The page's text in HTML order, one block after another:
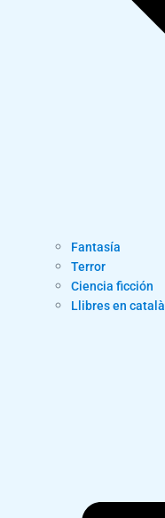
Fantasía
Terror
Ciencia ficción
Llibres en català